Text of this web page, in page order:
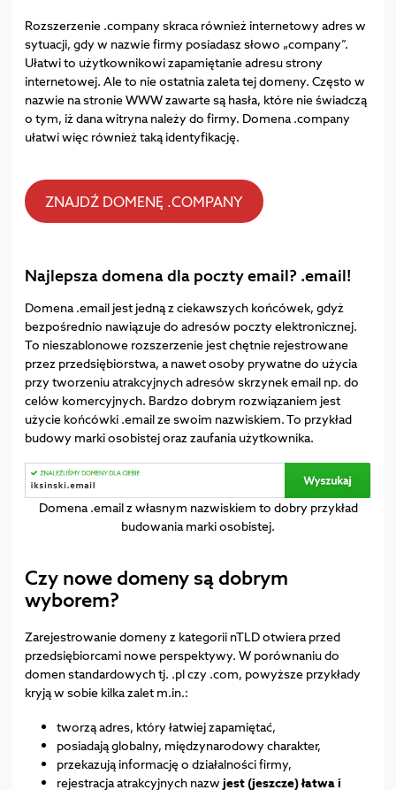
Rozszerzenie .company skraca również internetowy adres w
sytuacji, gdy w nazwie firmy posiadasz słowo „company”.
Ułatwi to użytkownikowi zapamiętanie adresu strony
internetowej. Ale to nie ostatnia zaleta tej domeny. Często w
nazwie na stronie WWW zawarte są hasła, które nie świadczą
o tym, iż dana witryna należy do firmy. Domena .company
ułatwi więc również taką identyfikację.
ZNAJDŹ DOMENĘ .COMPANY
Najlepsza domena dla poczty email? .email!
Domena .email jest jedną z ciekawszych końcówek, gdyż
bezpośrednio nawiązuje do adresów poczty elektronicznej.
To nieszablonowe rozszerzenie jest chętnie rejestrowane
przez przedsiębiorstwa, a nawet osoby prywatne do użycia
przy tworzeniu atrakcyjnych adresów skrzynek email np. do
celów komercyjnych. Bardzo dobrym rozwiązaniem jest
użycie końcówki .email ze swoim nazwiskiem. To przykład
budowy marki osobistej oraz zaufania użytkownika.
Domena .email z własnym nazwiskiem to dobry przykład
budowania marki osobistej.
Czy nowe domeny są dobrym
wyborem?
Zarejestrowanie domeny z kategorii nTLD otwiera przed
przedsiębiorcami nowe perspektywy. W porównaniu do
domen standardowych tj. .pl czy .com, powyższe przykłady
kryją w sobie kilka zalet m.in.:
tworzą adres, który łatwiej zapamiętać,
posiadają globalny, międzynarodowy charakter,
przekazują informację o działalności firmy,
rejestracja atrakcyjnych nazw jest (jeszcze) łatwa i